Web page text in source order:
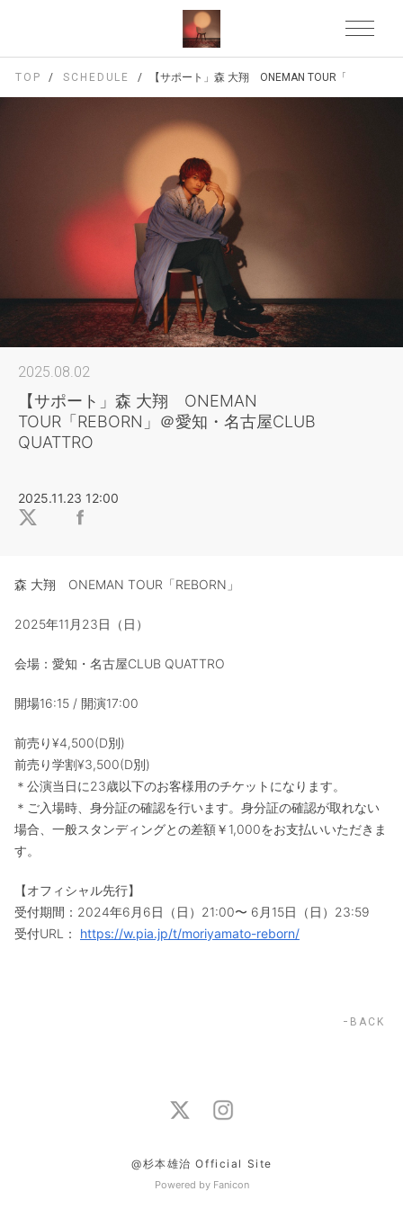
TOP SCHEDULE 【サポート」森 大翔 ONEMAN TOUR「REBORN
2025.08.02
【サポート」森 大翔 ONEMAN
TOUR「REBORN」＠愛知・名古屋CLUB
QUATTRO
2025.11.23 12:00
森 大翔 ONEMAN TOUR「REBORN」
2025年11月23日（日）
会場：愛知・名古屋CLUB QUATTRO
開場16:15 / 開演17:00
前売り¥4,500(D別)
前売り学割¥3,500(D別)
＊公演当日に23歳以下のお客様用のチケットになります。
＊ご入場時、身分証の確認を行います。身分証の確認が取れない
場合、一般スタンディングとの差額￥1,000をお支払いいただきま
す。
【オフィシャル先行】
受付期間：2024年6月6日（日）21:00〜 6月15日（日）23:59
受付URL： https://w.pia.jp/t/moriyamato-reborn/
BACK
@杉本雄治 Official Site
Powered by Fanicon